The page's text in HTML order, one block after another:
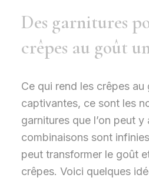
Des garnitures
crêpes au goût
Ce qui rend les crêpes au
captivantes, ce sont les
garnitures que l’on peut y
combinaisons sont
peut transformer le goût
crêpes. Voici quelques